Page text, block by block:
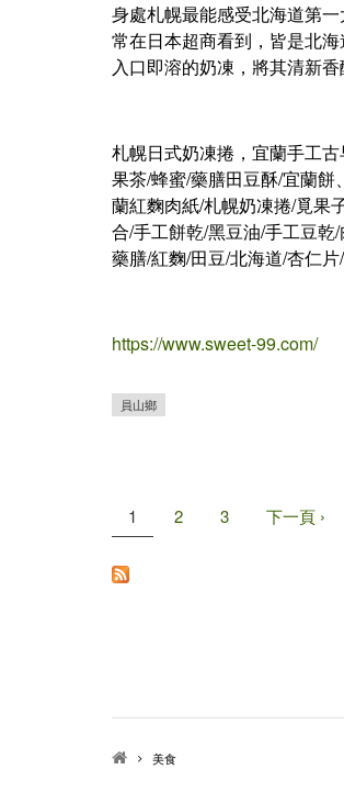
身處札幌最能感受北海道第
常在日本超商看到，皆是北
入口即溶的奶凍，將其清新
札幌日式奶凍捲，宜蘭手工
果茶/蜂蜜/藥膳田豆酥/宜蘭
蘭紅麴肉紙/札幌奶凍捲/覓果
合/手工餅乾/黑豆油/手工豆
藥膳/紅麴/田豆/北海道/杏仁
https://www.sweet-99.com/
員山鄉
頁面
1 2 3 下一頁 ›
美食